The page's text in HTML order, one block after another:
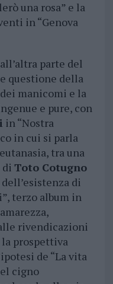
una rosa” e la
in “Genova
parte del
questione della
manicomi e la
e pure, con
in “Nostra
in cui si parla
tra una
di Toto Cotugno
di
terzo album in
rivendicazioni
la prospettiva
de “La vita
cigno